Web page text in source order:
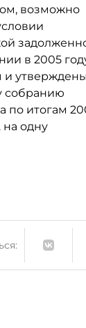
возможно
в 2005
и
собранию
по итогам
на одну